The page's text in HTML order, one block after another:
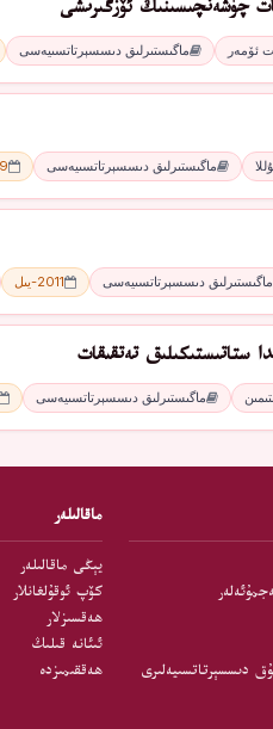
ئۆمەر ماگىستىرلىق دىسسېرتاتسىيەسى
ماگىستىرلىق دىسسېرتاتسىيەسى
ماگىستىرلىق دىسسېرتاتسىيەسى 2011-يىل
ستاتىستىكىلىق تەتقىقات
ماگىستىرلىق دىسسېرتاتسىيەسى
دىسسېرتاتسىيەلىرى
ماقالىلەر
يېڭى ماقالىلەر
كۆپ ئوقۇلغانلار
ھەقسىزلار
ئىئانە قىلىڭ
ھەققىمىزدە